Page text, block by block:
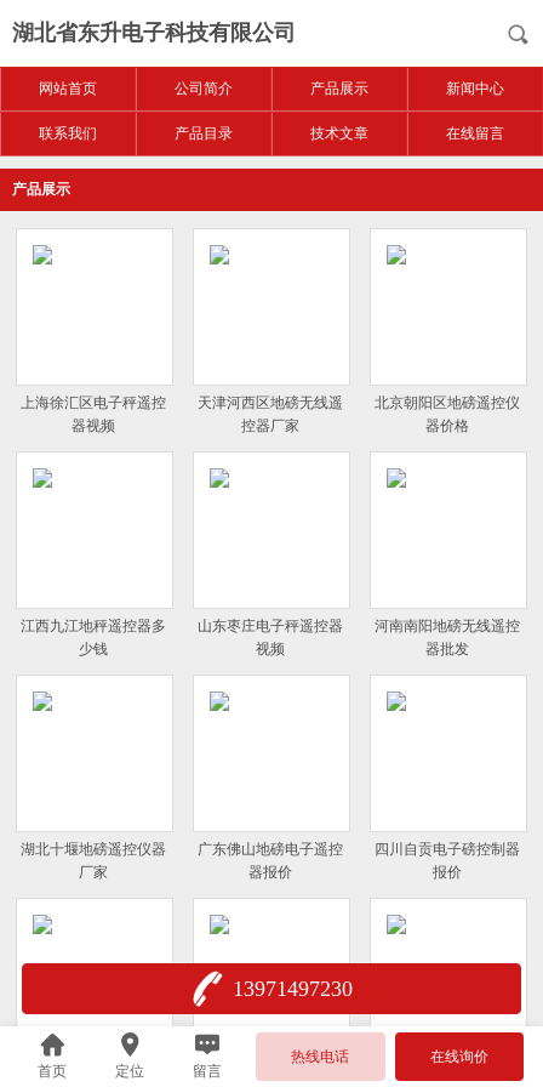
湖北省东升电子科技有限公司
网站首页 公司简介 产品展示 新闻中心
联系我们 产品目录 技术文章 在线留言
产品展示
上海徐汇区电子秤遥控
器视频
天津河西区地磅无线遥
控器厂家
北京朝阳区地磅遥控仪
器价格
江西九江地秤遥控器多
少钱
山东枣庄电子秤遥控器
视频
河南南阳地磅无线遥控
器批发
湖北十堰地磅遥控仪器
厂家
广东佛山地磅电子遥控
器报价
四川自贡电子磅控制器
报价
北京昌平区数字磅遥控
上海长宁地秤遥控器批
13971497230
首页 定位 留言
热线电话 在线询价